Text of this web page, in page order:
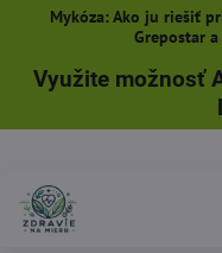
Mykóza: Ako ju riešiť
Grepostar
Využite možnosť